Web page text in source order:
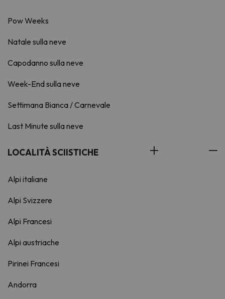
Pow Weeks
Natale sulla neve
Capodanno sulla neve
Week-End sulla neve
Settimana Bianca / Carnevale
Last Minute sulla neve
LOCALITÀ SCIISTICHE
Alpi italiane
Alpi Svizzere
Alpi Francesi
Alpi austriache
Pirinei Francesi
Andorra